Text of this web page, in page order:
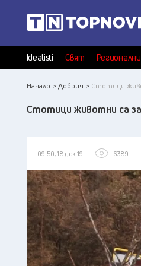
Idealisti Свят
Начало > Добрич > Стотици
Стотици животни са
09:50, 18 дек 19 6389